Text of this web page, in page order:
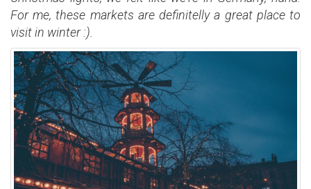
For me, these markets are definitelly a great place to
visit in winter :).